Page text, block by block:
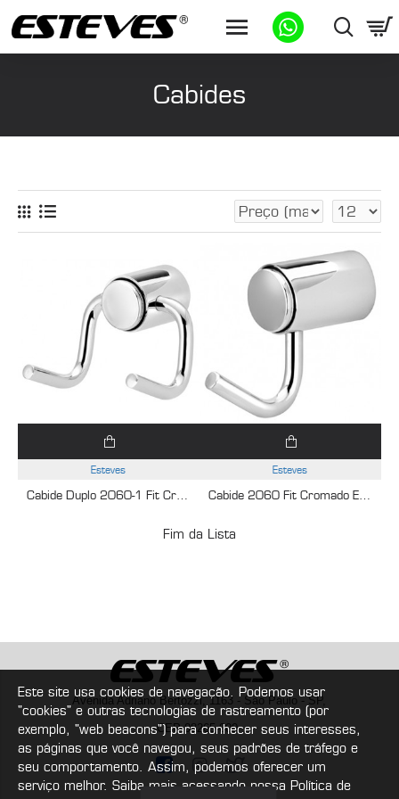
Cabides
Esteves
Cabide Duplo 2060-1 Fit Cromado Esteves VAB283CWB
Esteves
Cabide 2060 Fit Cromado Esteves VAB281CWB
Fim da Lista
Avenida Adriano Bertozzi, 1163 - São Paulo - SP,
CEP 08265-000
Este site usa cookies de navegação. Podemos usar
"cookies" e outras tecnologias de rastreamento (por
exemplo, "web beacons") para conhecer seus interesses,
as páginas que você navegou, seus padrões de tráfego e
seu comportamento. Assim, podemos oferecer um
serviço melhor. Saiba mais acessando nossa Política de